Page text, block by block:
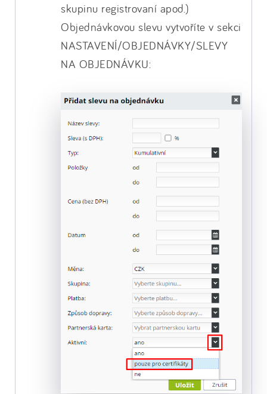
skupinu registrovaní apod.)
Objednávkovou slevu vytvoříte v sekci
NASTAVENÍ/OBJEDNÁVKY/SLEVY
NA OBJEDNÁVKU: